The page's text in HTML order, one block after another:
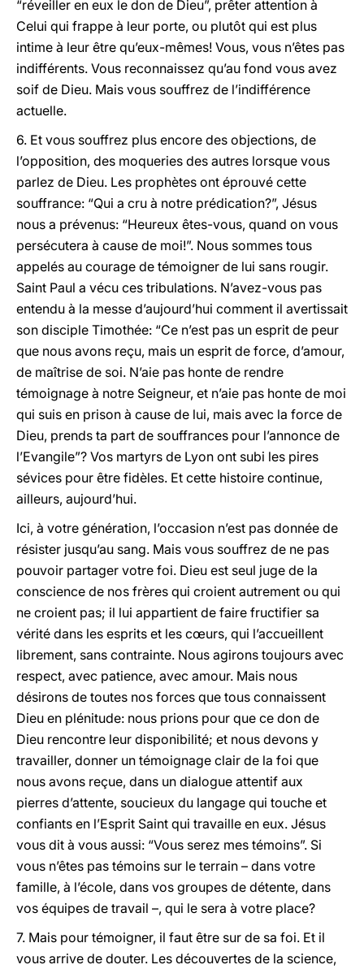
“réveiller en eux le don de Dieu”, prêter attention à
Celui qui frappe à leur porte, ou plutôt qui est plus
intime à leur être qu’eux-mêmes! Vous, vous n’êtes pas
indifférents. Vous reconnaissez qu’au fond vous avez
soif de Dieu. Mais vous souffrez de l’indifférence
actuelle.
6. Et vous souffrez plus encore des objections, de
l’opposition, des moqueries des autres lorsque vous
parlez de Dieu. Les prophètes ont éprouvé cette
souffrance: “Qui a cru à notre prédication?”, Jésus
nous a prévenus: “Heureux êtes-vous, quand on vous
persécutera à cause de moi!”. Nous sommes tous
appelés au courage de témoigner de lui sans rougir.
Saint Paul a vécu ces tribulations. N’avez-vous pas
entendu à la messe d’aujourd’hui comment il avertissait
son disciple Timothée: “Ce n’est pas un esprit de peur
que nous avons reçu, mais un esprit de force, d’amour,
de maîtrise de soi. N’aie pas honte de rendre
témoignage à notre Seigneur, et n’aie pas honte de moi
qui suis en prison à cause de lui, mais avec la force de
Dieu, prends ta part de souffrances pour l’annonce de
l’Evangile”? Vos martyrs de Lyon ont subi les pires
sévices pour être fidèles. Et cette histoire continue,
ailleurs, aujourd’hui.
Ici, à votre génération, l’occasion n’est pas donnée de
résister jusqu’au sang. Mais vous souffrez de ne pas
pouvoir partager votre foi. Dieu est seul juge de la
conscience de nos frères qui croient autrement ou qui
ne croient pas; il lui appartient de faire fructifier sa
vérité dans les esprits et les cœurs, qui l’accueillent
librement, sans contrainte. Nous agirons toujours avec
respect, avec patience, avec amour. Mais nous
désirons de toutes nos forces que tous connaissent
Dieu en plénitude: nous prions pour que ce don de
Dieu rencontre leur disponibilité; et nous devons y
travailler, donner un témoignage clair de la foi que
nous avons reçue, dans un dialogue attentif aux
pierres d’attente, soucieux du langage qui touche et
confiants en l’Esprit Saint qui travaille en eux. Jésus
vous dit à vous aussi: “Vous serez mes témoins”. Si
vous n’êtes pas témoins sur le terrain – dans votre
famille, à l’école, dans vos groupes de détente, dans
vos équipes de travail –, qui le sera à votre place?
7. Mais pour témoigner, il faut être sur de sa foi. Et il
vous arrive de douter. Les découvertes de la science,